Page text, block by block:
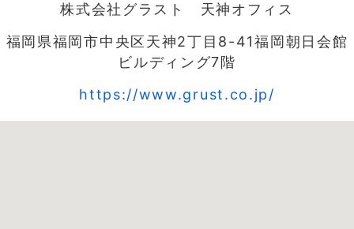
株式会社グラスト 天神オフィス
福岡県福岡市中央区天神2丁目8-41福岡朝日会館
ビルディング7階
https://www.grust.co.jp/